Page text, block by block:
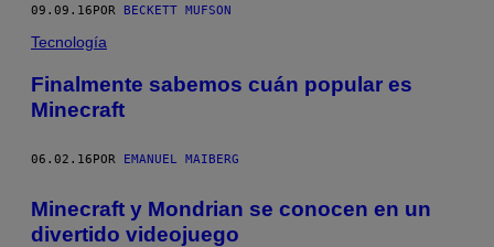
09.09.16 POR BECKETT MUFSON
Tecnología
Finalmente sabemos cuán popular es
Minecraft
06.02.16POR EMANUEL MAIBERG
Minecraft y Mondrian se conocen en un
divertido videojuego